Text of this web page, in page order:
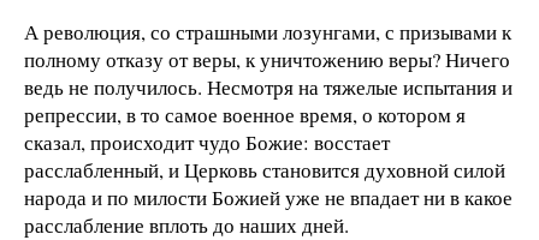
А революция, со страшными лозунгами, с призывами к
полному отказу от веры, к уничтожению веры? Ничего
ведь не получилось. Несмотря на тяжелые испытания и
репрессии, в то самое военное время, о котором я
сказал, происходит чудо Божие: восстает
расслабленный, и Церковь становится духовной силой
народа и по милости Божией уже не впадает ни в какое
расслабление вплоть до наших дней.